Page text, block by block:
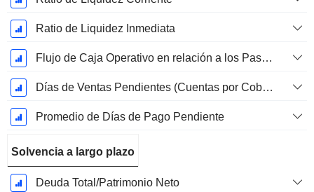
Ratio de Liquidez Inmediata
Flujo de Caja Operativo en relación a los Pasivos Corrientes
Días de Ventas Pendientes (Cuentas por Cobrar Promedio)
Promedio de Días de Pago Pendiente
Solvencia a largo plazo
Deuda Total/Patrimonio Neto